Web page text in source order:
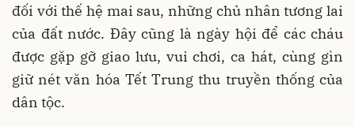
đối với thế hệ mai sau, những chủ nhân tương lai
của đất nước. Đây cũng là ngày hội để các cháu
được gặp gỡ giao lưu, vui chơi, ca hát, cùng gìn
giữ nét văn hóa Tết Trung thu truyền thống của
dân tộc.